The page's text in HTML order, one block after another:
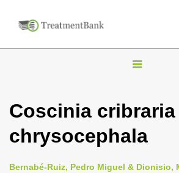
T
g
l
n
Coscinia cribraria
chrysocephala
Bernabé-Ruiz, Pedro Miguel & Dionisio,